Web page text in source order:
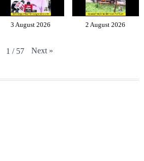
3 August 2026 2 August 2026
1 / 57 Next »